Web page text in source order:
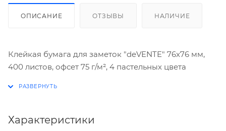
ОПИСАНИЕ ОТЗЫВЫ НАЛИЧИЕ
Клейкая бумага для заметок "deVENTE" 76x76 мм,
400 листов, офсет 75 г/м², 4 пастельных цвета
Характеристики